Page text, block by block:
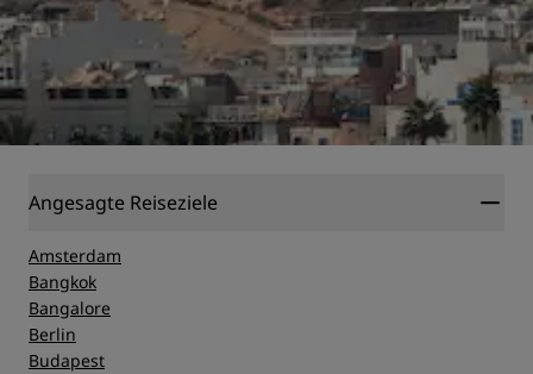
Angesagte Reiseziele
Amsterdam
Bangkok
Bangalore
Berlin
Budapest